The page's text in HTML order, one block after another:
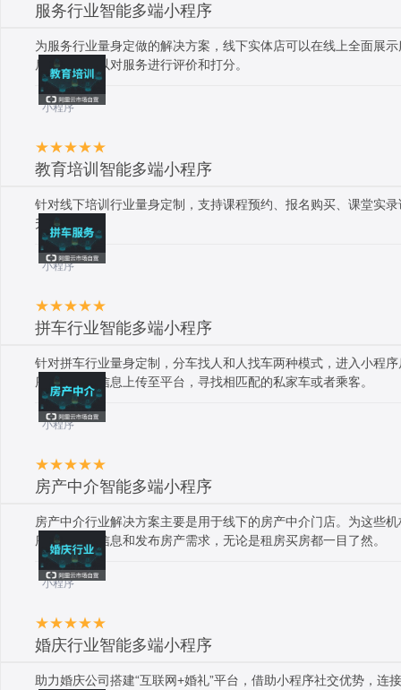
服务行业智能多端小程序
为服务行业量身定做的解决方案，线下实体店可以在线上全面展
后，用户可以对服务进行评价和打分。
小程序
教育培训智能多端小程序
针对线下培训行业量身定制，支持课程预约、报名购买、课堂实
升级。
小程序
拼车行业智能多端小程序
针对拼车行业量身定制，分车找人和人找车两种模式，进入小程
序会将发布信息上传至平台，寻找相匹配的私家车或者乘客。
小程序
房产中介智能多端小程序
房产中介行业解决方案主要是用于线下的房产中介门店。为这些
序分享房产信息和发布房产需求，无论是租房买房都一目了然。
小程序
婚庆行业智能多端小程序
助力婚庆公司搭建“互联网+婚礼”平台，借助小程序社交优势，